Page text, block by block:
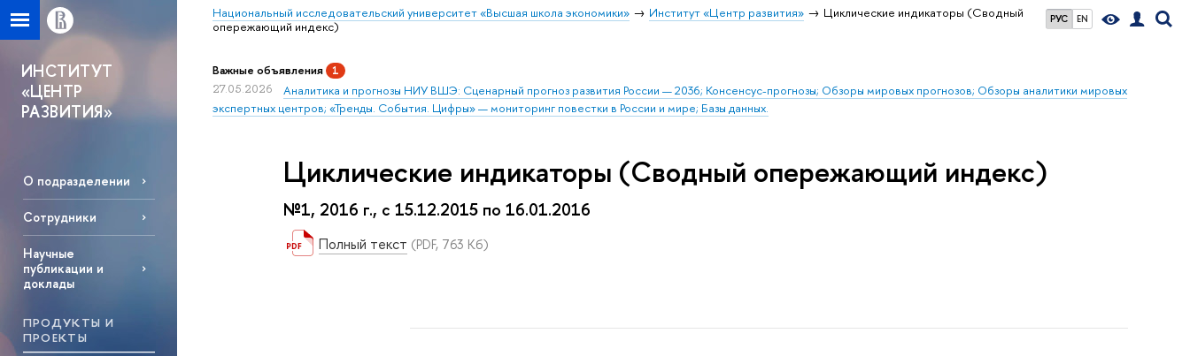
РУС EN
Национальный исследовательский университет «Высшая школа экономики» Институт «Центр развития»
Циклические индикаторы (Сводный
опережающий индекс)
ИНСТИТУТ
«ЦЕНТР
РАЗВИТИЯ»
О подразделении
Сотрудники
Научные
публикации и
доклады
ПРОДУКТЫ И
ПРОЕКТЫ
Важные объявления 1
27.05.2026
Аналитика и прогнозы НИУ ВШЭ: Сценарный прогноз развития России — 2036; Консенсус-прогнозы; Обзоры мировых прогнозов; Обзоры аналитики мировых
экспертных центров; «Тренды. События. Цифры» — мониторинг повестки в России и мире; Базы данных.
Циклические индикаторы (Сводный опережающий индекс)
№1, 2016 г., с 15.12.2015 по 16.01.2016
Полный текст (PDF, 763 Кб)